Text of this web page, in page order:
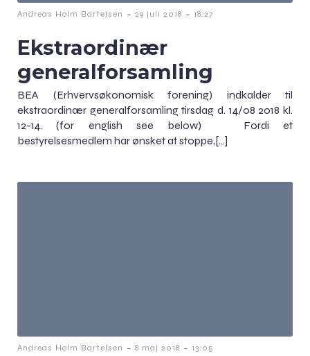
Andreas Holm Bartelsen - 29 juli 2018 - 18:27
Ekstraordinær
generalforsamling
BEA (Erhvervsøkonomisk forening) indkalder til
ekstraordinær generalforsamling tirsdag d. 14/08 2018 kl.
12-14. (for english see below) Fordi et
bestyrelsesmedlem har ønsket at stoppe,[…]
Andreas Holm Bartelsen - 8 maj 2018 - 13:05